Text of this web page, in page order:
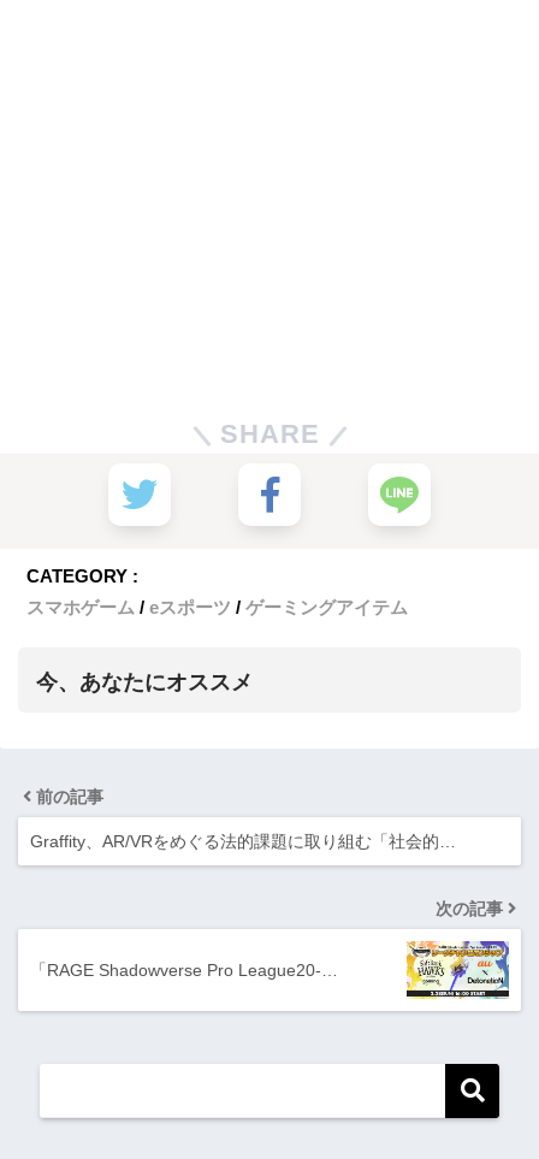
SHARE
CATEGORY :
スマホゲーム
eスポーツ ゲーミングアイテム
今、あなたにオススメ
前の記事
Graffity、AR/VRをめぐる法的課題に取り組む「社会的…
次の記事
「RAGE Shadowverse Pro League20-…